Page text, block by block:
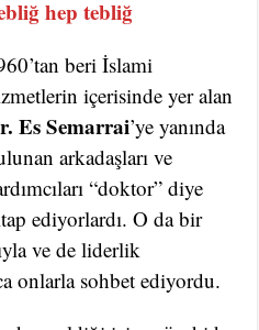
hep tebliğ
beri İslami
içerisinde yer alan
Es Semarrai’ye yanında
arkadaşları ve
“doktor” diye
ediyorlardı. O da bir
ve de liderlik
onlarla sohbet ediyordu.